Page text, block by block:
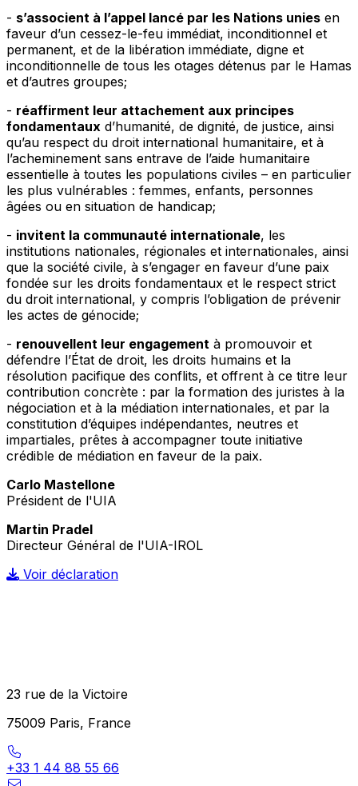
- s’associent à l’appel lancé par les Nations unies en
faveur d’un cessez-le-feu immédiat, inconditionnel et
permanent, et de la libération immédiate, digne et
inconditionnelle de tous les otages détenus par le Hamas
et d’autres groupes;
- réaffirment leur attachement aux principes
fondamentaux d’humanité, de dignité, de justice, ainsi
qu’au respect du droit international humanitaire, et à
l’acheminement sans entrave de l’aide humanitaire
essentielle à toutes les populations civiles – en particulier
les plus vulnérables : femmes, enfants, personnes
âgées ou en situation de handicap;
- invitent la communauté internationale, les
institutions nationales, régionales et internationales, ainsi
que la société civile, à s’engager en faveur d’une paix
fondée sur les droits fondamentaux et le respect strict
du droit international, y compris l’obligation de prévenir
les actes de génocide;
- renouvellent leur engagement à promouvoir et
défendre l’État de droit, les droits humains et la
résolution pacifique des conflits, et offrent à ce titre leur
contribution concrète : par la formation des juristes à la
négociation et à la médiation internationales, et par la
constitution d’équipes indépendantes, neutres et
impartiales, prêtes à accompagner toute initiative
crédible de médiation en faveur de la paix.
Carlo Mastellone
Président de l'UIA
Martin Pradel
Directeur Général de l'UIA-IROL
Voir déclaration
23 rue de la Victoire
75009 Paris, France
+33 1 44 88 55 66